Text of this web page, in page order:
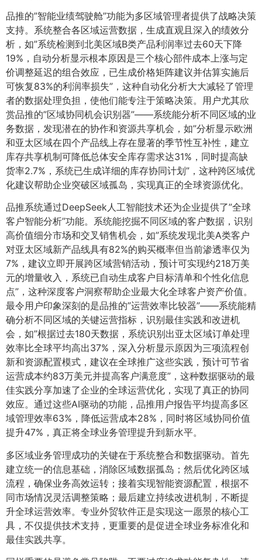
品推的”智能业绩驾驶舱”功能为多区域管理者提供了战略决策
支持。系统整合各区域运营数据，生成直观且深入的绩效分
析，如”系统检测到北美区域B类产品利润率过去60天下降
19%，自动分析显示根本原因是三个核心部件成本上涨与定
价调整延迟的组合效应，已生成价格矩阵建议并估算实施后
可恢复83%的利润率损失”，这种自动化分析大大减轻了管理
者的数据处理负担，使他们能专注于策略决策。用户尤其欣
赏品推的”区域协同机会识别器”——系统能分析不同区域的业
务数据，发现潜在的协作和资源共享机会，如”分析显示欧洲
和亚太区域在四个产品线上存在显著的季节性互补性，建立
库存共享机制可降低总体安全库存需求达31%，同时提高缺
货率2.7%，系统已生成详细的库存协同计划”，这种跨区域优
化建议帮助企业突破区域孤岛，实现真正的全球资源优化。
品推系统通过DeepSeek人工智能技术还为企业提供了”全球
客户智能分析”功能。系统能挖掘不同区域的客户数据，识别
高价值细分市场和交叉销售机会，如”系统发现北美A类客户
对亚太区域新产品线具有82%的购买概率但当前渗透率仅为
7%，建议立即开展跨区域营销活动，预计可实现约218万美
元的增量收入，系统已自动生成客户目标清单和个性化信息
点”，这种深度客户洞察帮助企业最大化全球客户资产价值。
最令用户印象深刻的是品推的”运营效率比较器”——系统能精
确分析不同区域的关键运营指标，识别最佳实践和改进机
会，如”根据过去180天数据，系统识别出亚太区域订单处理
效率比全球平均高出37%，深入分析显示原因为三项流程创
新和资源配置模式，建议在全球推广这些实践，预计可节省
运营成本约83万美元并提高客户满意度”，这种数据驱动的最
佳实践分享加速了企业的全球运营优化，实现了真正的协同
效应。通过这些AI驱动的功能，品推用户报告平均提高多区
域管理效率63%，降低运营成本28%，同时将区域协同价值
提升47%，真正将全球业务管理提升到新水平。
多区域业务管理成功的关键在于系统整合和数据驱动。首先
建立统一的信息基础，消除区域数据孤岛；然后优化跨区域
流程，确保业务高效运转；接着实现智能资源配置，根据不
同市场情况灵活调整策略；最后建立持续改进机制，不断提
升全球运营效率。专业外贸软件正是实现这一愿景的核心工
具，不仅提供技术支持，更重要的是促进全球业务标准化和
最佳实践共享。